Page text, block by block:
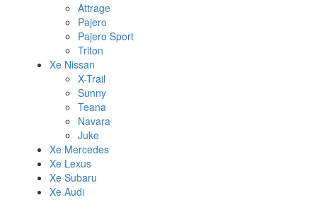
Attrage
Pajero
Pajero Sport
Triton
Xe Nissan
X-Trail
Sunny
Teana
Navara
Juke
Xe Mercedes
Xe Lexus
Xe Subaru
Xe Audi